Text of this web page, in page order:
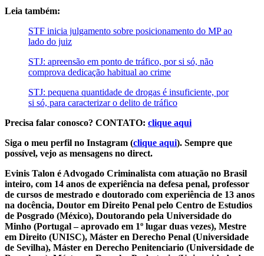
Leia também:
STF inicia julgamento sobre posicionamento do MP ao
lado do juiz
STJ: apreensão em ponto de tráfico, por si só, não
comprova dedicação habitual ao crime
STJ: pequena quantidade de drogas é insuficiente, por
si só, para caracterizar o delito de tráfico
Precisa falar conosco? CONTATO: clique aqui
Siga o meu perfil no Instagram (clique aqui). Sempre que
possível, vejo as mensagens no direct.
Evinis Talon é Advogado Criminalista com atuação no Brasil
inteiro, com 14 anos de experiência na defesa penal, professor
de cursos de mestrado e doutorado com experiência de 13 anos
na docência, Doutor em Direito Penal pelo Centro de Estudios
de Posgrado (México), Doutorando pela Universidade do
Minho (Portugal – aprovado em 1º lugar duas vezes), Mestre
em Direito (UNISC), Máster en Derecho Penal (Universidade
de Sevilha), Máster en Derecho Penitenciario (Universidade de